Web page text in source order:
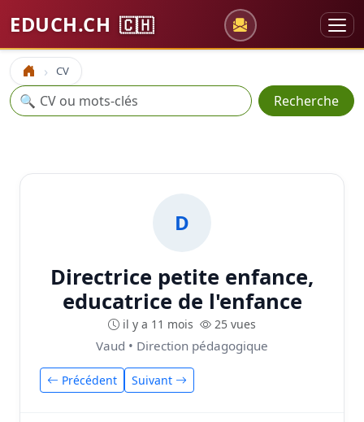
EDUCH.CH 🇨🇭
Accueil CV
Recherche
🔍 Recherche
D
Directrice petite enfance,
educatrice de l'enfance
il y a 11 mois 25 vues
Vaud • Direction pédagogique
Précédent Suivant